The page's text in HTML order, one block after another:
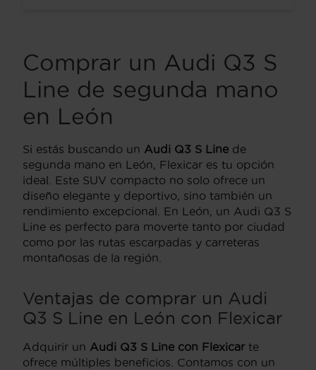
Comprar un Audi Q3 S
Line de segunda mano
en León
Si estás buscando un Audi Q3 S Line de
segunda mano en León, Flexicar es tu opción
ideal. Este SUV compacto no solo ofrece un
diseño elegante y deportivo, sino también un
rendimiento excepcional. En León, un Audi Q3 S
Line es perfecto para moverte tanto por ciudad
como por las rutas escarpadas y carreteras
montañosas de la región.
Ventajas de comprar un Audi
Q3 S Line en León con Flexicar
Adquirir un Audi Q3 S Line con Flexicarte
ofrece múltiples beneficios. Contamos con un